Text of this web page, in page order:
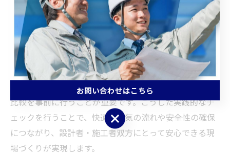
確認や板厚・継手の選定、梁下スペースやダクトルート
の確保など、見落としがちなポイントを体系的に洗い出
すことで、現場での手戻りやトラブルを未然に防げま
す。
例えば、空調ダクト設計では公共工事標準仕様書に準拠
した材料選定や、スパイラルダクト・角ダクトの納まり
比較を事前に行うことが重要です。こうした実践的なチ
ェックを行うことで、快適な空気の流れや安全性の確保
につながり、設計者・施工者双方にとって安心できる現
場づくりが実現します。
お問い合わせはこちら
お問い合わせはこちら